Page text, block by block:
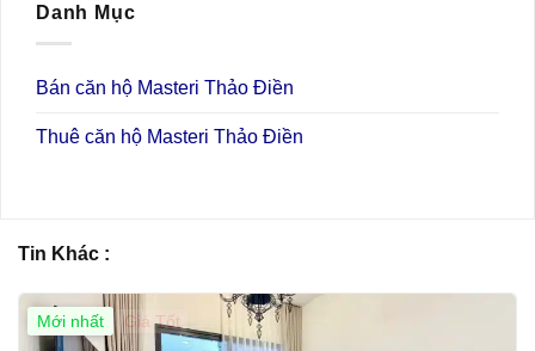
Danh Mục
Bán căn hộ Masteri Thảo Điền
Thuê căn hộ Masteri Thảo Điền
Tin Khác :
Mới nhất Giá Tốt